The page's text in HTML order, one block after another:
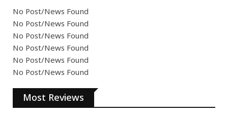
No Post/News Found
No Post/News Found
No Post/News Found
No Post/News Found
No Post/News Found
No Post/News Found
Most Reviews